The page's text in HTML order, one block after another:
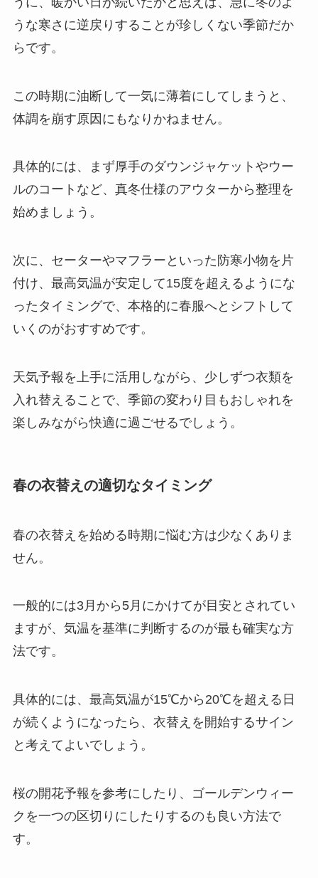
うな寒さに逆戻りすることが珍しくない季節だか
らです。
この時期に油断して一気に薄着にしてしまうと、
体調を崩す原因にもなりかねません。
具体的には、まず厚手のダウンジャケットやウー
ルのコートなど、真冬仕様のアウターから整理を
始めましょう。
次に、セーターやマフラーといった防寒小物を片
付け、最高気温が安定して15度を超えるようにな
ったタイミングで、本格的に春服へとシフトして
いくのがおすすめです。
天気予報を上手に活用しながら、少しずつ衣類を
入れ替えることで、季節の変わり目もおしゃれを
楽しみながら快適に過ごせるでしょう。
春の衣替えの適切なタイミング
春の衣替えを始める時期に悩む方は少なくありま
せん。
一般的には3月から5月にかけてが目安とされてい
ますが、気温を基準に判断するのが最も確実な方
法です。
具体的には、最高気温が15℃から20℃を超える日
が続くようになったら、衣替えを開始するサイン
と考えてよいでしょう。
桜の開花予報を参考にしたり、ゴールデンウィー
クを一つの区切りにしたりするのも良い方法で
す。